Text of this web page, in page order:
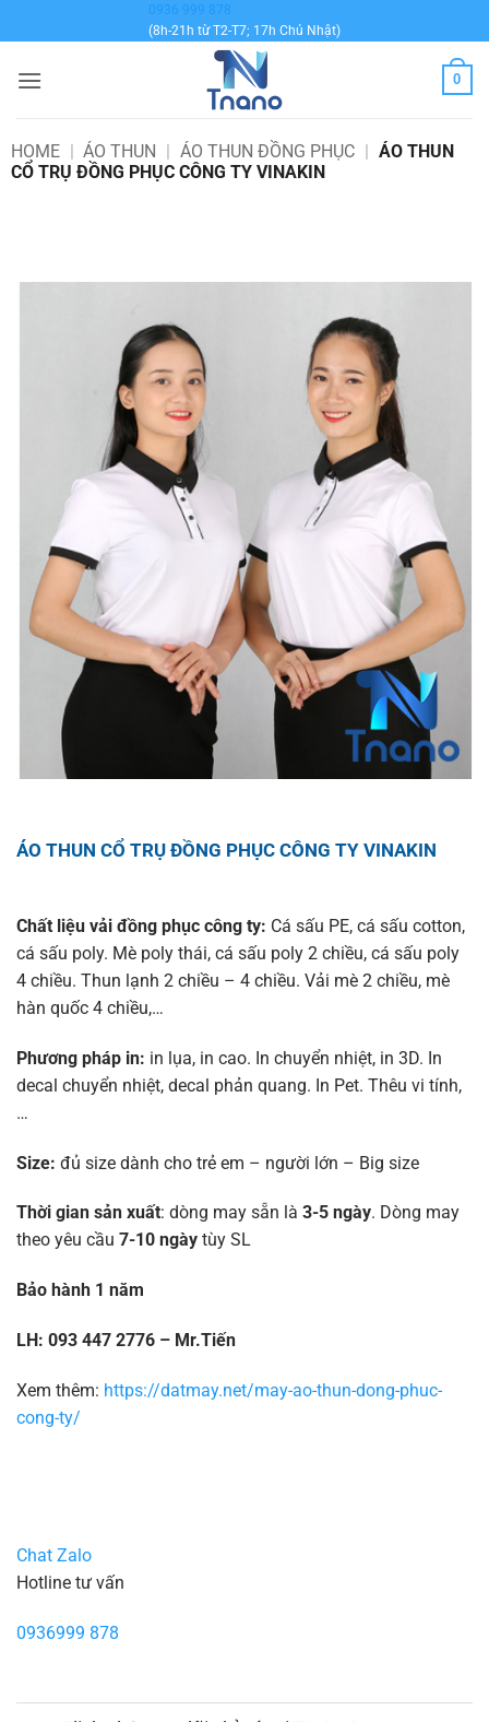
qua
dung
0936 999 878
(8h-21h từ T2-T7; 17h Chủ Nhật)
0
HOME | ÁO THUN | ÁO THUN ĐỒNG PHỤC | ÁO THUN
CỔ TRỤ ĐỒNG PHỤC CÔNG TY VINAKIN
ÁO THUN CỔ TRỤ ĐỒNG PHỤC CÔNG TY VINAKIN
Chất liệu vải đồng phục công ty: Cá sấu PE, cá sấu cotton,
cá sấu poly. Mè poly thái, cá sấu poly 2 chiều, cá sấu poly
4 chiều. Thun lạnh 2 chiều – 4 chiều. Vải mè 2 chiều, mè
hàn quốc 4 chiều,…
Phương pháp in: in lụa, in cao. In chuyển nhiệt, in 3D. In
decal chuyển nhiệt, decal phản quang. In Pet. Thêu vi tính,
…
Size: đủ size dành cho trẻ em – người lớn – Big size
Thời gian sản xuất: dòng may sẵn là 3-5 ngày. Dòng may
theo yêu cầu 7-10 ngàytùy SL
Bảo hành 1 năm
LH: 093 447 2776 – Mr.Tiến
Xem thêm: https://datmay.net/may-ao-thun-dong-phuc-
cong-ty/
Chat Zalo
Hotline tư vấn
0936999 878